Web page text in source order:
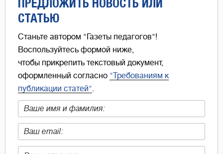
ПРЕДЛОЖИТЬ НОВОСТЬ ИЛИ
СТАТЬЮ
Станьте автором "Газеты педагогов"!
Воспользуйтесь формой ниже,
чтобы прикрепить текстовый документ,
оформленный согласно "Требованиям к
публикации статей".